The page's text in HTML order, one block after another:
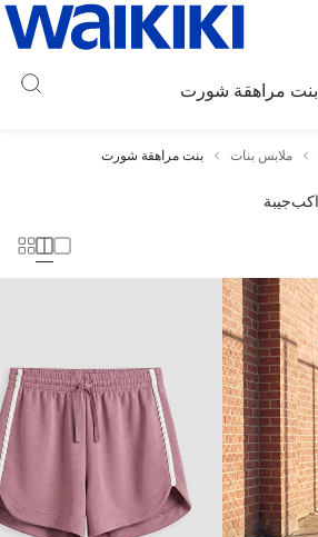
بنت مراهقة شورت
ملابس بنات بنت مراهقة شورت
جيبة